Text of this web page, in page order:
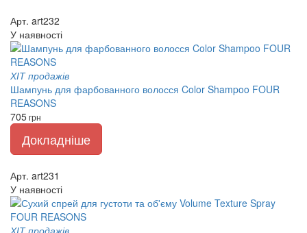
Арт. art232
У наявності
ХІТ продажів
Шампунь для фарбованного волосся Color Shampoo FOUR
REASONS
705грн
Докладніше
Арт. art231
У наявності